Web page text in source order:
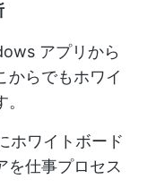
アプリから
からでもホワイ
ホワイトボード
を仕事プロセス